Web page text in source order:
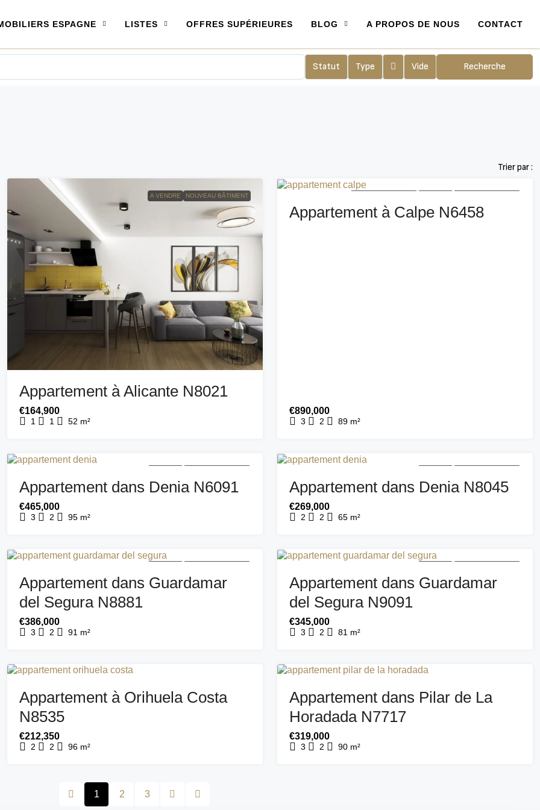
ESPAGNE LISTES OFFRES SUPÉRIEURES BLOG A PROPOS DE NOUS CONTACT
Statut Type Vide Recherche
Trier par :
A VENDRE NOUVEAU BÂTIMENT
Appartement à Alicante N8021
€164,900
1 1 52 m²
Appartement à Calpe N6458
€890,000
3 2 89 m²
Appartement dans Denia N6091
€465,000
3 2 95 m²
Appartement dans Denia N8045
€269,000
2 2 65 m²
Appartement dans Guardamar
del Segura N8881
€386,000
3 2 91 m²
Appartement dans Guardamar
del Segura N9091
€345,000
3 2 81 m²
Appartement à Orihuela Costa
N8535
€212,350
2 2 96 m²
Appartement dans Pilar de La
Horadada N7717
€319,000
3 2 90 m²
1 2 3